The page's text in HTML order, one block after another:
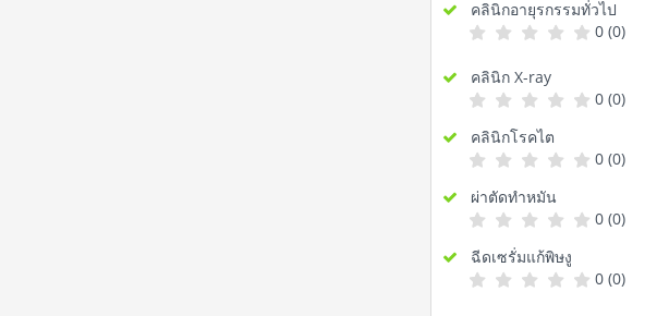
คลินิกอายุรกรรมทั่วไป
0 (0)
คลินิก X-ray
0 (0)
คลินิกโรคไต
0 (0)
ผ่าตัดทำหมัน
0 (0)
ฉีดเซรั่มแก้พิษงู
0 (0)